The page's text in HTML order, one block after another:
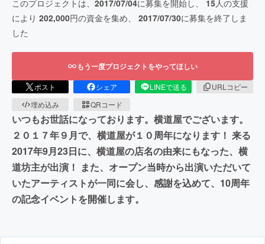
このプロジェクトは、 2017/07/04に募集を開始し、 15人の支援
により 202,000円の資金を集め、 2017/07/30に募集を終了しま
した
もう一度プロジェクトをやってほしい
ポスト シェア LINEで送る
URLコピー
埋め込み
QRコード
いつもお世話になっております。横道屋でございます。
２０１７年９月で、横道屋が１０周年になります！ 来る
2017年9月23日に、横道屋の店名の由来にもなった、横
道坊主が出演！ また、オープン当時から出演いただいて
いたアーティストが一同に会し、感謝を込めて、10周年
の記念イベントを開催します。